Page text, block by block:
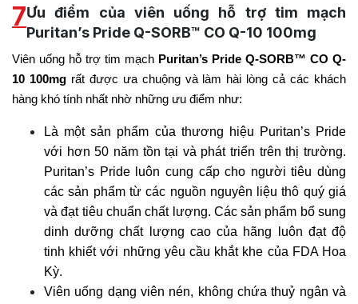
7Ưu điểm của viên uống hỗ trợ tim mạch
Puritan’s Pride Q-SORB™ CO Q-10 100mg
Viên uống hỗ trợ tim mạch Puritan’s Pride Q-SORB™ CO Q-
10 100mg rất được ưa chuộng và làm hài lòng cả các khách
hàng khó tính nhất nhờ những ưu điểm như:
Là một sản phẩm của thương hiệu Puritan’s Pride
với hơn 50 năm tồn tại và phát triển trên thị trường.
Puritan’s Pride luôn cung cấp cho người tiêu dùng
các sản phẩm từ các nguồn nguyên liệu thô quý giá
và đạt tiêu chuẩn chất lượng. Các sản phẩm bổ sung
dinh dưỡng chất lượng cao của hãng luôn đạt độ
tinh khiết với những yêu cầu khắt khe của FDA Hoa
Kỳ.
Viên uống dạng viên nén, không chứa thuỷ ngân và